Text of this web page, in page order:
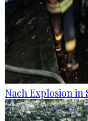
Nach Explosion in